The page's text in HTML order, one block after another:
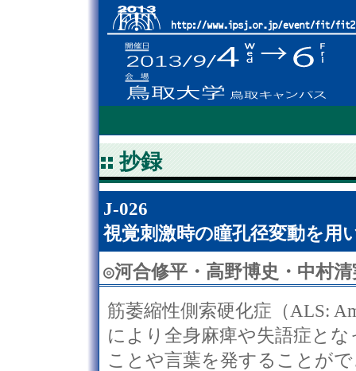
抄録
J-026
視覚刺激時の瞳孔径変動を用
◎河合修平・高野博史・中村
筋萎縮性側索硬化症（ALS:
により全身麻痺や失語症と
ことや言葉を発することが